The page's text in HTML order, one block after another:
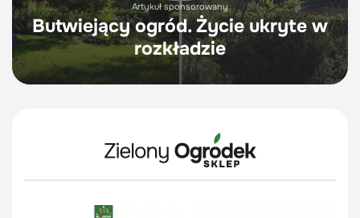
Artykuł sponsorowany
Butwiejący ogród. Życie ukryte w
rozkładzie